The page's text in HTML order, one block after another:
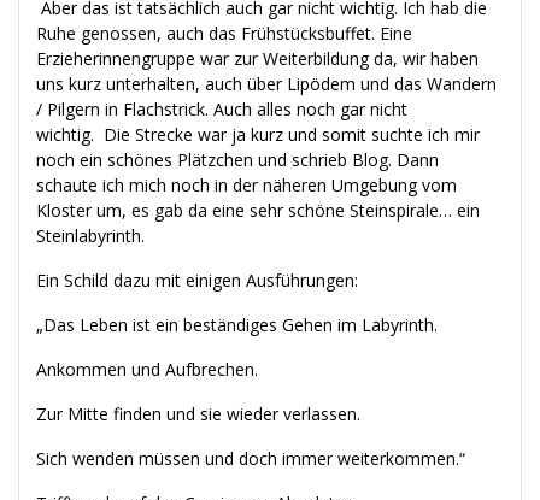
Aber das ist tatsächlich auch gar nicht wichtig. Ich hab die
Ruhe genossen, auch das Frühstücksbuffet. Eine
Erzieherinnengruppe war zur Weiterbildung da, wir haben
uns kurz unterhalten, auch über Lipödem und das Wandern
/ Pilgern in Flachstrick. Auch alles noch gar nicht
wichtig. Die Strecke war ja kurz und somit suchte ich mir
noch ein schönes Plätzchen und schrieb Blog. Dann
schaute ich mich noch in der näheren Umgebung vom
Kloster um, es gab da eine sehr schöne Steinspirale… ein
Steinlabyrinth.
Ein Schild dazu mit einigen Ausführungen:
„Das Leben ist ein beständiges Gehen im Labyrinth.
Ankommen und Aufbrechen.
Zur Mitte finden und sie wieder verlassen.
Sich wenden müssen und doch immer weiterkommen.“